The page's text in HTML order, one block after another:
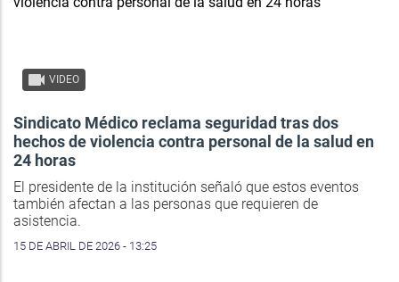
VIDEO
Sindicato Médico reclama seguridad tras dos
hechos de violencia contra personal de la salud en
24 horas
El presidente de la institución señaló que estos eventos
también afectan a las personas que requieren de
asistencia.
15 DE ABRIL DE 2026 - 13:25